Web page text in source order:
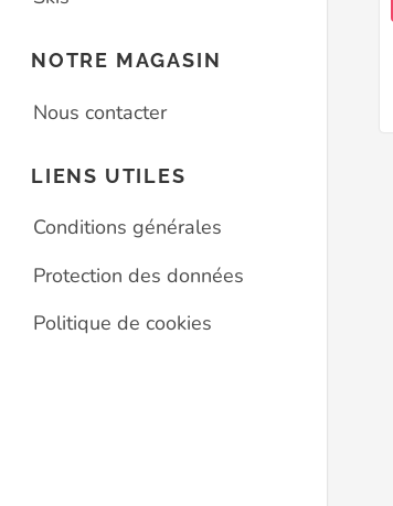
NOTRE MAGASIN
Nous contacter
LIENS UTILES
Conditions générales
Protection des données
Politique de cookies